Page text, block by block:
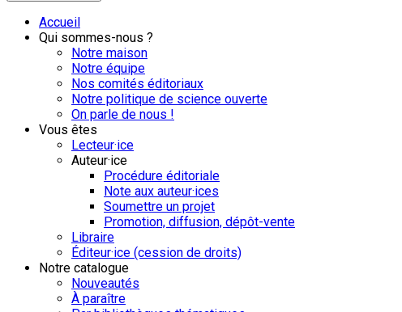
Accueil
Qui sommes-nous ?
Notre maison
Notre équipe
Nos comités éditoriaux
Notre politique de science ouverte
On parle de nous !
Vous êtes
Lecteur·ice
Auteur·ice
Procédure éditoriale
Note aux auteur·ices
Soumettre un projet
Promotion, diffusion, dépôt-vente
Libraire
Éditeur·ice (cession de droits)
Notre catalogue
Nouveautés
À paraître